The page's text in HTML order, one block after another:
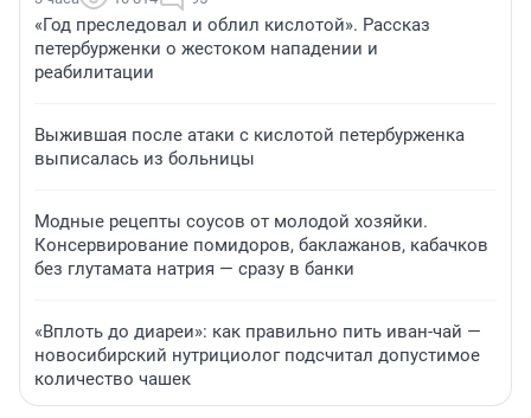
«Год преследовал и облил кислотой». Рассказ
петербурженки о жестоком нападении и
реабилитации
Выжившая после атаки с кислотой петербурженка
выписалась из больницы
Модные рецепты соусов от молодой хозяйки.
Консервирование помидоров, баклажанов, кабачков
без глутамата натрия — сразу в банки
«Вплоть до диареи»: как правильно пить иван-чай —
новосибирский нутрициолог подсчитал допустимое
количество чашек